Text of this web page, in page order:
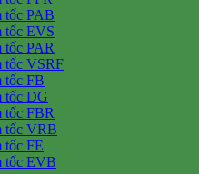
tốc PAB
tốc EVS
tốc PAR
tốc VSRF
tốc FB
tốc DG
tốc FBR
tốc VRB
tốc FE
tốc EVB